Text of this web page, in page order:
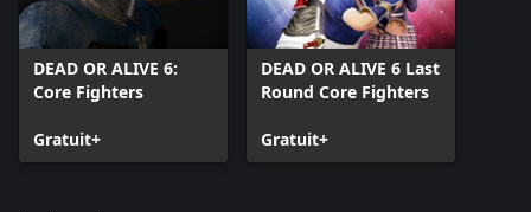
DEAD OR ALIVE 6:
Core Fighters
Gratuit+
DEAD OR ALIVE 6 Last
Round Core Fighters
Gratuit+